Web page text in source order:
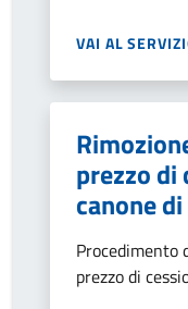
VAI AL
prezzo di
canone
Procedimento
prezzo di